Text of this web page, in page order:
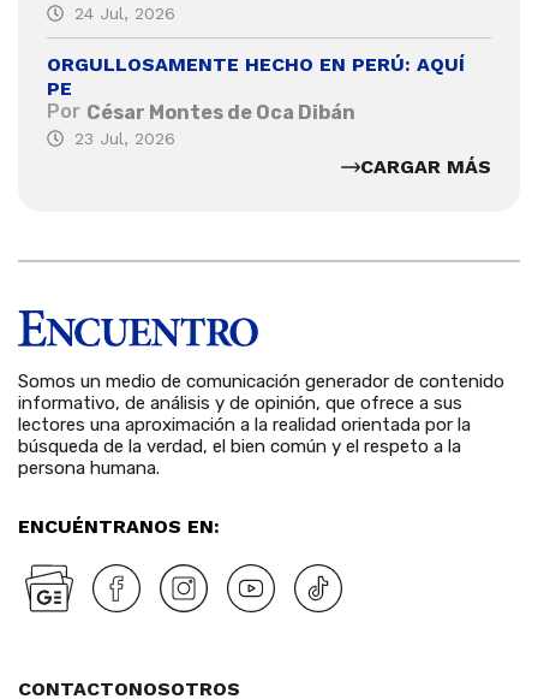
24 Jul, 2026
ORGULLOSAMENTE HECHO EN PERÚ: AQUÍ
PE
Por César Montes de Oca Dibán
23 Jul, 2026
CARGAR MÁS
Somos un medio de comunicación generador de contenido
informativo, de análisis y de opinión, que ofrece a sus
lectores una aproximación a la realidad orientada por la
búsqueda de la verdad, el bien común y el respeto a la
persona humana.
ENCUÉNTRANOS EN:
CONTACTONOSOTROS